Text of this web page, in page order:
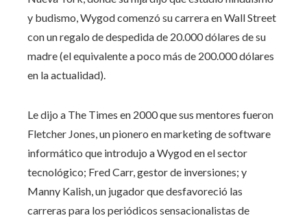
y budismo, Wygod comenzó su carrera en Wall Street
con un regalo de despedida de 20.000 dólares de su
madre (el equivalente a poco más de 200.000 dólares
en la actualidad).
Le dijo a The Times en 2000 que sus mentores fueron
Fletcher Jones, un pionero en marketing de software
informático que introdujo a Wygod en el sector
tecnológico; Fred Carr, gestor de inversiones; y
Manny Kalish, un jugador que desfavoreció las
carreras para los periódicos sensacionalistas de